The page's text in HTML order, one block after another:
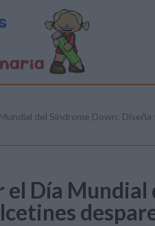
del Síndrome Down:
Día Mundial